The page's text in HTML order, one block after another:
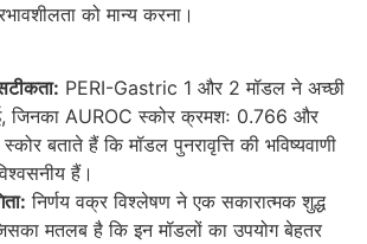
को मान्य करना।
PERI-Gastric 1 और 2 मॉडल ने अच्छी
जिनका AUROC स्कोर क्रमशः 0.766 और
बताते हैं कि मॉडल पुनरावृत्ति की भविष्यवाणी
हैं।
निर्णय वक्र विश्लेषण ने एक सकारात्मक शुद्ध
मतलब है कि इन मॉडलों का उपयोग बेहतर